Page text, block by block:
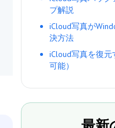
プ解説
iCloud写真が
決方法
iCloud写真を復
可能）